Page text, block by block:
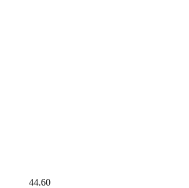
44.60